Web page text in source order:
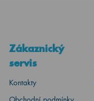
Zákaznický
servis
Kontakty